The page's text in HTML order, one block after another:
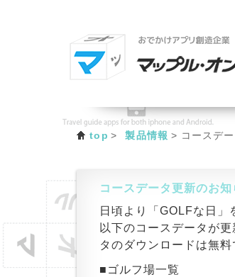
top 製品情報 コースデ
コースデータ更新のお知
日頃より「GOLFな日」
以下のコースデータが
タのダウンロードは無
■ゴルフ場一覧